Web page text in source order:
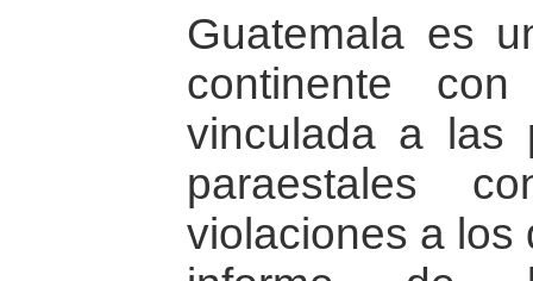
Guatemala es
continente
vinculada a las
paraestales
violaciones a los